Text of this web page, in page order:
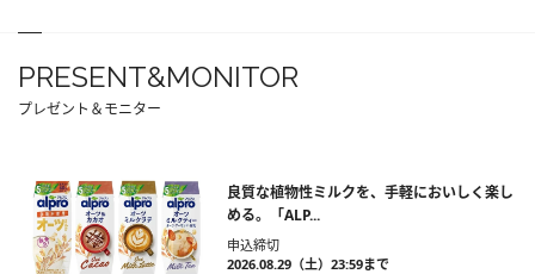
PRESENT&MONITOR
プレゼント＆モニター
良質な植物性ミルクを、手軽においしく楽し
める。「ALP...
申込締切
2026.08.29（土）23:59まで